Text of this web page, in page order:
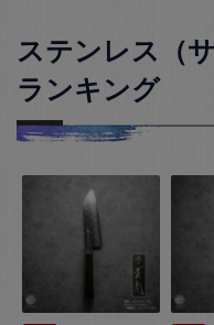
ステンレス（
ランキング